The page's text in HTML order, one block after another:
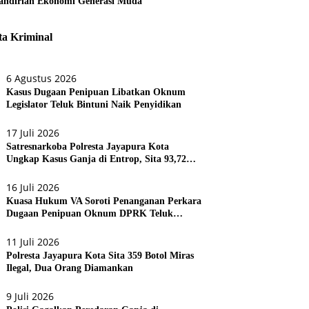
Kriminal
6 Agustus 2026
Kasus Dugaan Penipuan Libatkan Oknum
Legislator Teluk Bintuni Naik Penyidikan
17 Juli 2026
Satresnarkoba Polresta Jayapura Kota
Ungkap Kasus Ganja di Entrop, Sita 93,72
16 Juli 2026
Kuasa Hukum VA Soroti Penanganan Perkara
Dugaan Penipuan Oknum DPRK Teluk
11 Juli 2026
Polresta Jayapura Kota Sita 359 Botol Miras
Ilegal, Dua Orang Diamankan
9 Juli 2026